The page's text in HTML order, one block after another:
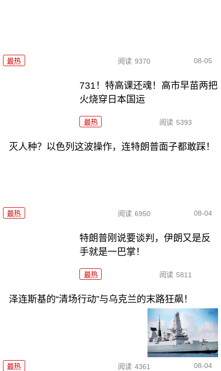
最热 阅读 9370 08-05
731！特高课还魂！高市早苗两把
火烧穿日本国运
最热 阅读 5393
灭人种？以色列这波操作，连特朗普面子都敢踩！
最热 阅读 6950 08-04
特朗普刚说要谈判，伊朗又是反
手就是一巴掌！
最热 阅读 5811
泽连斯基的“清场行动”与乌克兰的末路狂飙！
最热 阅读 4361 08-04